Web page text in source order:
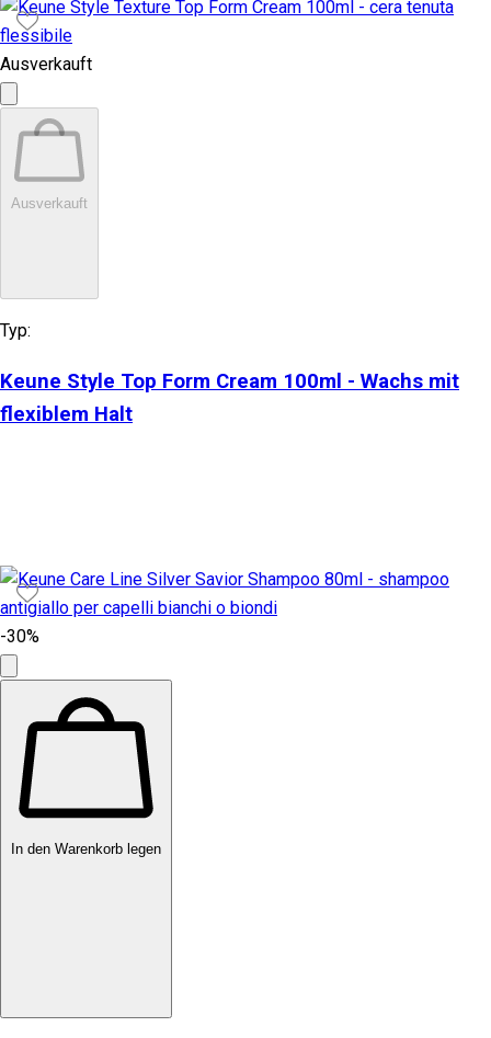
Ausverkauft
Ausverkauft
Typ:
Keune Style Top Form Cream 100ml - Wachs mit
flexiblem Halt
-30%
In den Warenkorb legen